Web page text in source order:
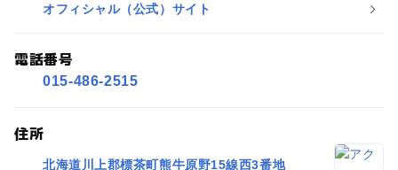
オフィシャル（公式）サイト
電話番号
015-486-2515
住所
北海道川上郡標茶町熊牛原野15線西3番地